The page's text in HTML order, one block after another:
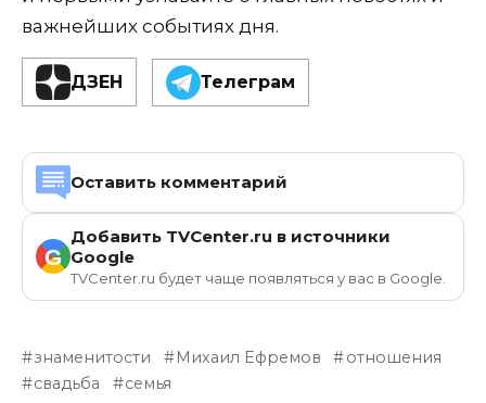
важнейших событиях дня.
ДЗЕН Телеграм
Оставить комментарий
G
Добавить TVCenter.ru в источники
Google
TVCenter.ru будет чаще появляться у вас в Google.
знаменитости Михаил Ефремов
отношения
свадьба
семья